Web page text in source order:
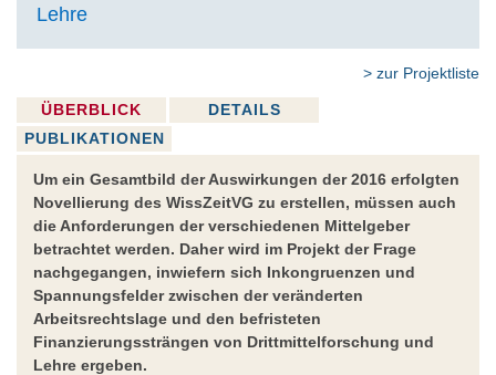
Lehre
> zur Projektliste
ÜBERBLICK
DETAILS
PUBLIKATIONEN
Um ein Gesamtbild der Auswirkungen der 2016 erfolgten
Novellierung des WissZeitVG zu erstellen, müssen auch
die Anforderungen der verschiedenen Mittelgeber
betrachtet werden. Daher wird im Projekt der Frage
nachgegangen, inwiefern sich Inkongruenzen und
Spannungsfelder zwischen der veränderten
Arbeitsrechtslage und den befristeten
Finanzierungssträngen von Drittmittelforschung und
Lehre ergeben.